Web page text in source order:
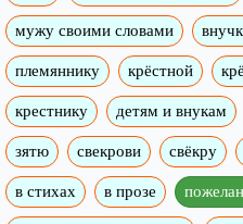
мужу своими словами
племяннику крёстной
крестнику детям и внукам
зятю свекрови свёкру
в стихах в прозе